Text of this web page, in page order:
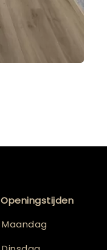
Openingstijden
Maandag